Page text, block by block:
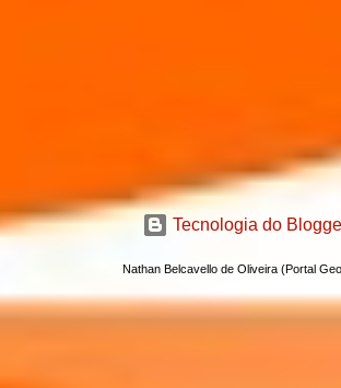
Tecnologia do
Nathan Belcavello de Oliveira (Portal